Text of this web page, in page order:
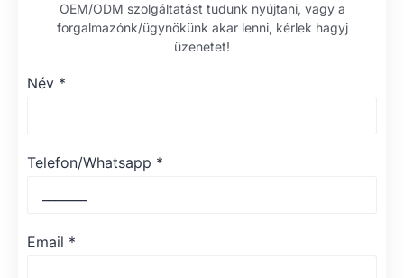
OEM/ODM szolgáltatást tudunk nyújtani, vagy a
forgalmazónk/ügynökünk akar lenni, kérlek hagyj
üzenetet!
Név *
Telefon/Whatsapp *
Email *